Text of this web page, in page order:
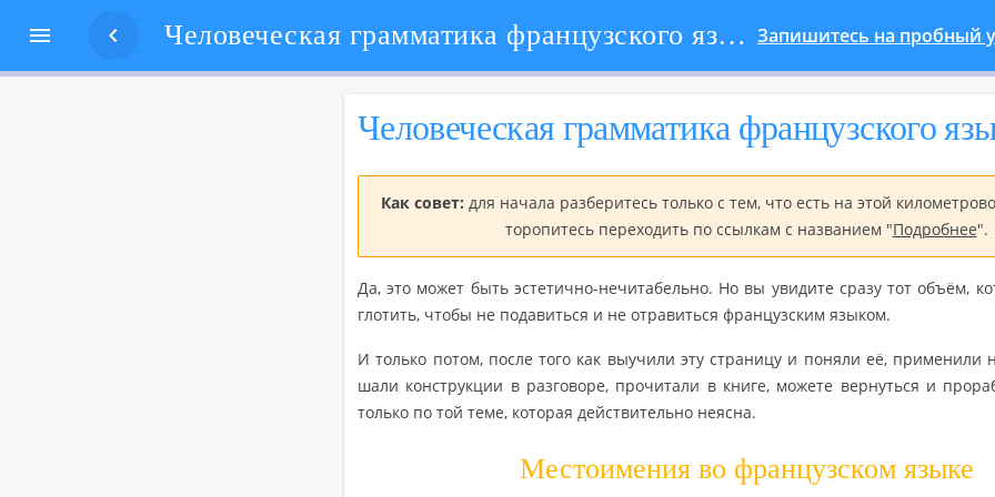
  Человеческая грамматика французского языка Запишитесь на пробный
Че­ло­ве­че­ская грам­ма­ти­ка фран­цуз­ско­го
Как совет: для на­ча­ла раз­бе­ри­тесь толь­ко с тем, что есть на этой
то­ро­пи­тесь пе­ре­хо­дить по ссыл­кам с на­зва­ни­ем "По­дроб­нее".
Да, это может быть эс­те­тич­но-нечи­та­бель­но. Но вы уви­ди­те сразу тот объём,
гло­тить, чтобы не по­да­вить­ся и не отра­вить­ся фран­цуз­ским язы­ком.
И толь­ко потом, после того как вы­учи­ли эту стра­ни­цу и по­ня­ли её, при­ме­ни­ли
ша­ли кон­струк­ции в раз­го­во­ре, про­чи­та­ли в книге, мо­же­те вер­нуть­ся и
толь­ко по той теме, ко­то­рая дей­стви­тель­но неяс­на.
Ме­сто­име­ния во фран­цуз­ском языке